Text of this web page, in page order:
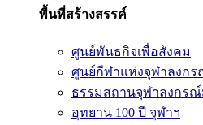
พื้นที่สร้างสรรค์
ศูนย์พันธกิจเพื่อสังคม
ศูนย์กีฬาแห่งจุฬาลงก
ธรรมสถานจุฬาลงกร
อุทยาน 100 ปี จุฬาฯ